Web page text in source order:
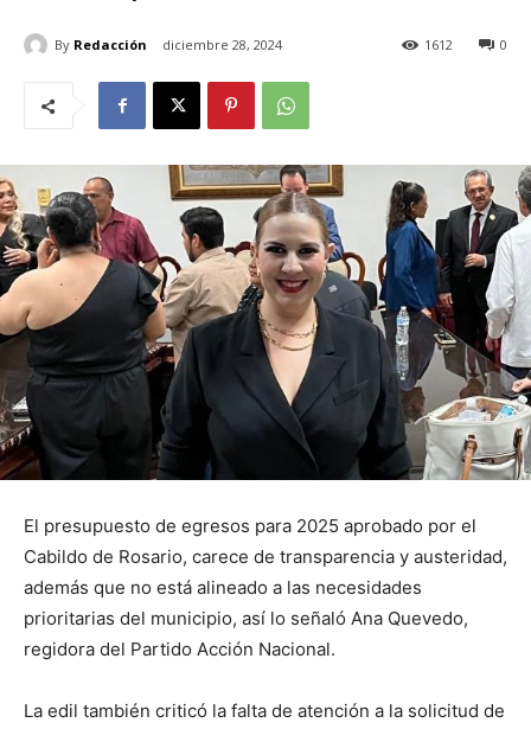
By Redacción diciembre 28, 2024 0
1612
El presupuesto de egresos para 2025 aprobado por el
Cabildo de Rosario, carece de transparencia y austeridad,
además que no está alineado a las necesidades
prioritarias del municipio, así lo señaló Ana Quevedo,
regidora del Partido Acción Nacional.
La edil también criticó la falta de atención a la solicitud de